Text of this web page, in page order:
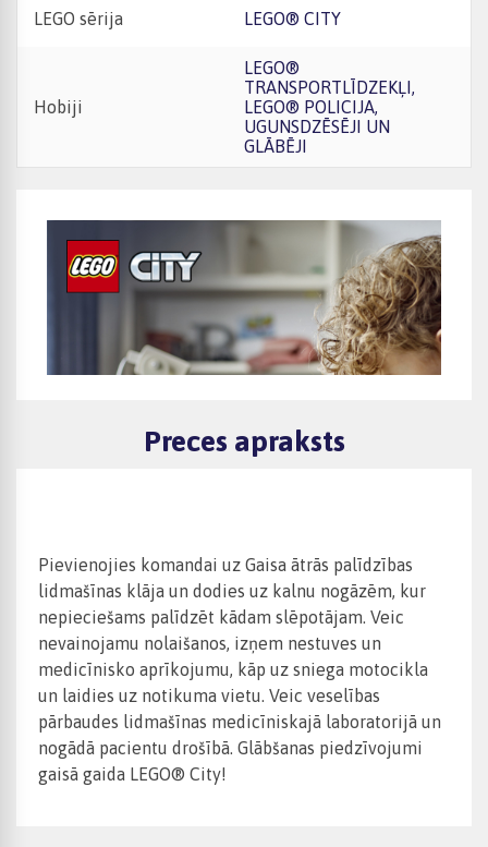
LEGO sērija LEGO® CITY
Hobiji
LEGO®
TRANSPORTLĪDZEKĻI,
LEGO® POLICIJA,
UGUNSDZĒSĒJI UN
GLĀBĒJI
Preces apraksts
Pievienojies komandai uz Gaisa ātrās palīdzības
lidmašīnas klāja un dodies uz kalnu nogāzēm, kur
nepieciešams palīdzēt kādam slēpotājam. Veic
nevainojamu nolaišanos, izņem nestuves un
medicīnisko aprīkojumu, kāp uz sniega motocikla
un laidies uz notikuma vietu. Veic veselības
pārbaudes lidmašīnas medicīniskajā laboratorijā un
nogādā pacientu drošībā. Glābšanas piedzīvojumi
gaisā gaida LEGO® City!